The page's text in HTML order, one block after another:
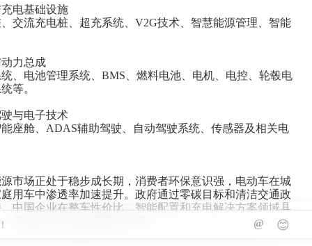
电基础设施
交流充电桩、超充系统、V2G技术、智慧能源管理、智能
力总成
、电池管理系统、BMS、燃料电池、电机、电控、轮毂电
等。
与电子技术
座舱、ADAS辅助驾驶、自动驾驶系统、传感器及相关电
市场正处于稳步成长期，消费者环保意识强，电动车在城
用车中渗透率加速提升。政府通过零碳目标和清洁交通政
中国企业在整车性价比、智能配置和充电解决方案领域具
是新西兰市场的重要参与者。
@ 😊